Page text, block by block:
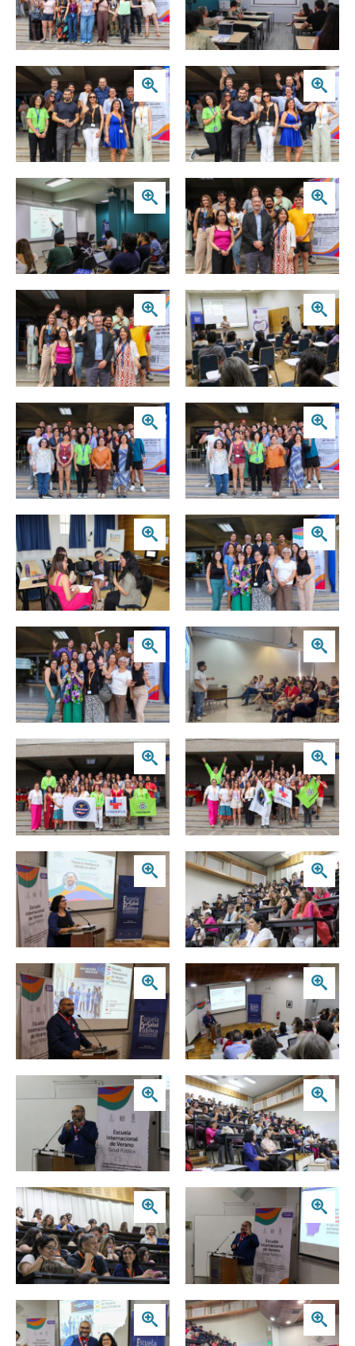
Zoom Zoom
Zoom Zoom
Zoom Zoom
Zoom Zoom
Zoom Zoom
Zoom Zoom
Zoom
Zoom Zoom
Zoom Zoom
Zoom
Zoom
Zoom Zoom